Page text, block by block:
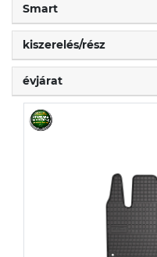
Smart
kiszerelés/rész
évjárat